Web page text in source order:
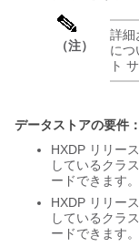
（注）
詳細
につ
ト
データストアの要件：
HXDP リリー
しているクラ
ードできます。
HXDP リリー
しているクラ
ードできます。